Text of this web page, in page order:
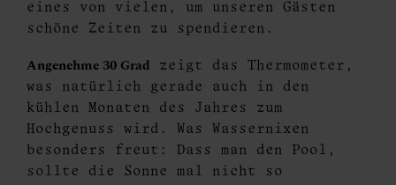
eines von vielen, um unseren Gästen
schöne Zeiten zu spendieren.
Angenehme 30 Grad zeigt das Thermometer,
was natürlich gerade auch in den
kühlen Monaten des Jahres zum
Hochgenuss wird. Was Wassernixen
besonders freut: Dass man den Pool,
sollte die Sonne mal nicht so